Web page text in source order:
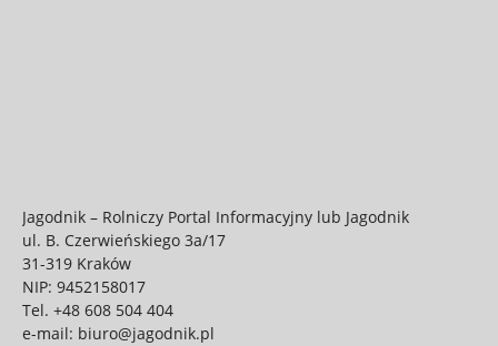
Jagodnik – Rolniczy Portal Informacyjny lub Jagodnik
ul. B. Czerwieńskiego 3a/17
31-319 Kraków
NIP: 9452158017
Tel. +48 608 504 404
e-mail: biuro@jagodnik.pl